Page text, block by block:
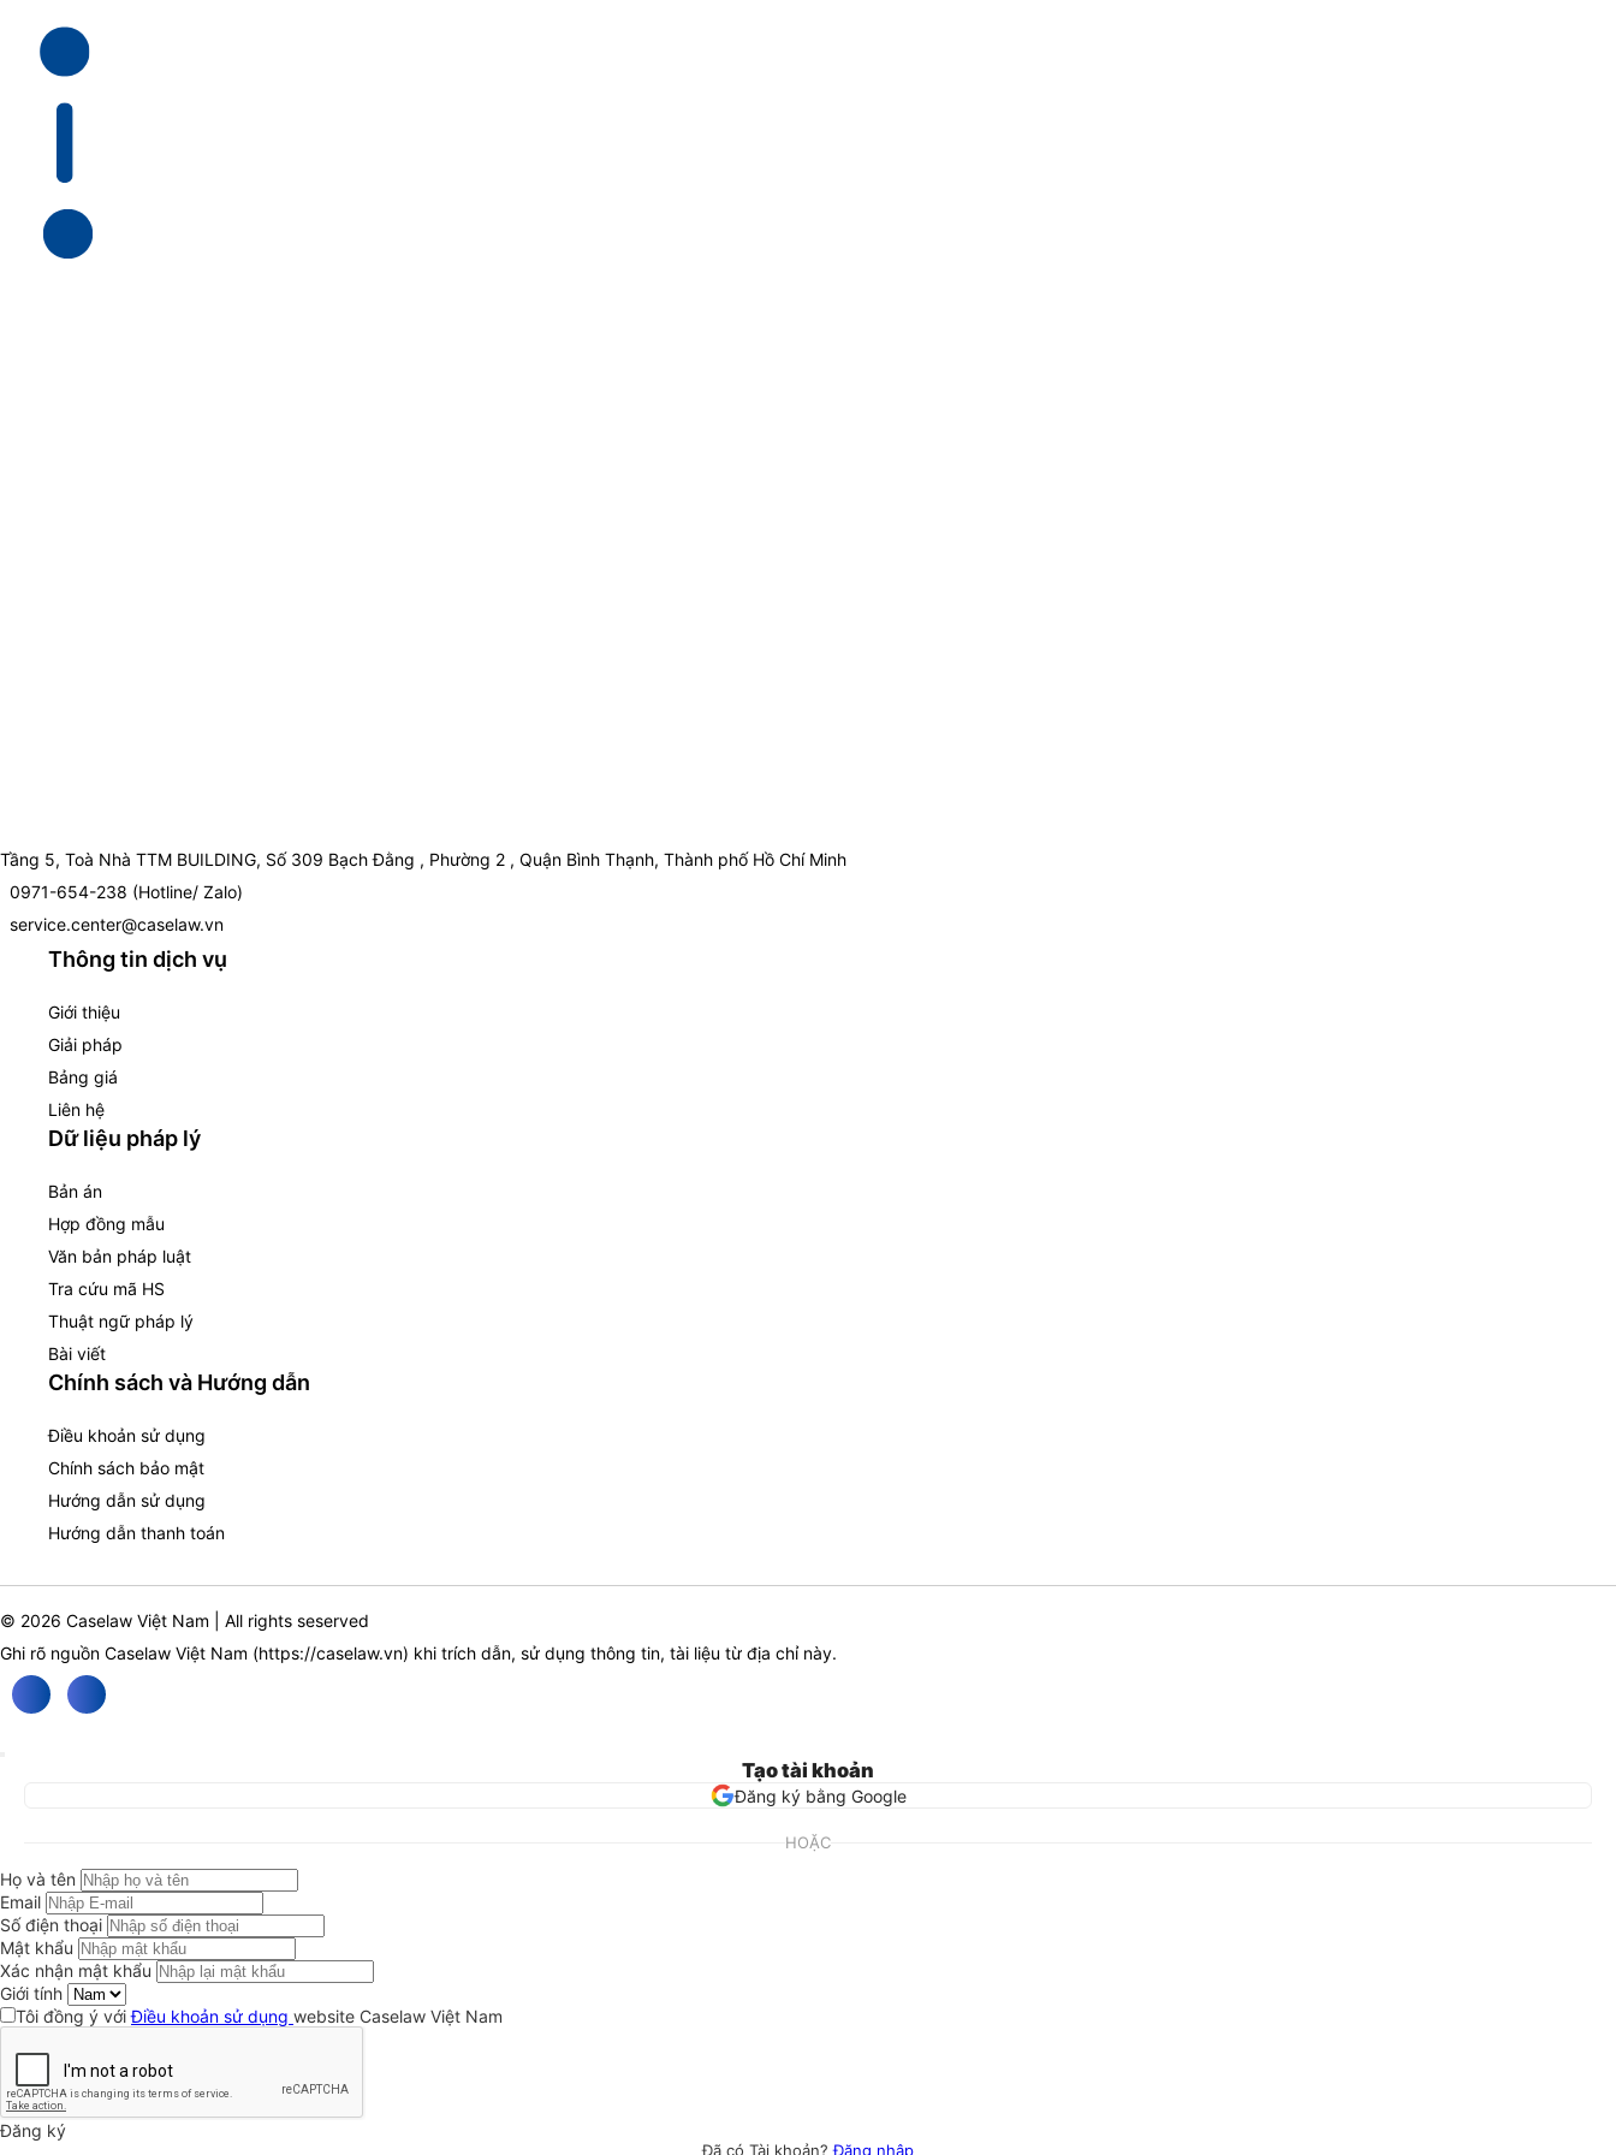
Tầng 5, Toà Nhà TTM BUILDING, Số 309 Bạch Đằng , Phường 2 , Quận Bình Thạnh, Thành phố Hồ Chí Minh
0971-654-238 (Hotline/ Zalo)
service.center@caselaw.vn
Thông tin dịch vụ
Giới thiệu
Giải pháp
Bảng giá
Liên hệ
Dữ liệu pháp lý
Bản án
Hợp đồng mẫu
Văn bản pháp luật
Tra cứu mã HS
Thuật ngữ pháp lý
Bài viết
Chính sách và Hướng dẫn
Điều khoản sử dụng
Chính sách bảo mật
Hướng dẫn sử dụng
Hướng dẫn thanh toán
© 2026 Caselaw Việt Nam | All rights seserved
Ghi rõ nguồn Caselaw Việt Nam (https://caselaw.vn) khi trích dẫn, sử dụng thông tin, tài liệu từ địa chỉ này.
Tạo tài khoản
Đăng ký bằng Google
HOẶC
Họ và tên
Email
Số điện thoại
Mật khẩu
Xác nhận mật khẩu
Giới tính
Tôi đồng ý vớiĐiều khoản sử dụng website Caselaw Việt Nam
Đăng ký
Đã có Tài khoản?Đăng nhập